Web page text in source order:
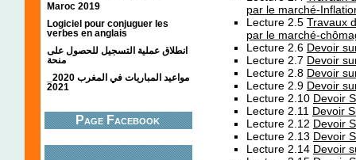
Maroc 2019
Logiciel pour conjuguer les
verbes en anglais
انطلاق عملية التسجيل للحصول على
منحة
2021
Page Facebook
par le marché-
Lecture 2.5 Travaux
par le marché-
Lecture 2.6 Devoir
Lecture 2.7 Devoir
Lecture 2.8 Devoir
Lecture 2.9 Devoir
Lecture 2.10 Devoir
Lecture 2.11 Devoir
Lecture 2.12 Devoir
Lecture 2.13 Devoir
Lecture 2.14 Devoir